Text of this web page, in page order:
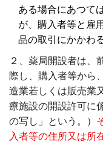
ある場合にあつて
が、購入者等と雇
品の取引にかかわ
２、薬局開設者は、
際し、購入者等から
造業若しくは販売業
療施設の開設許可に
の写し」という。）
入者等の住所又は所